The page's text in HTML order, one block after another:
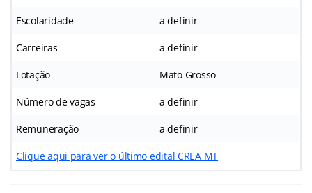
Escolaridade a definir
Carreiras a definir
Lotação Mato Grosso
Número de vagas a definir
Remuneração a definir
Clique aqui para ver o último edital CREA MT